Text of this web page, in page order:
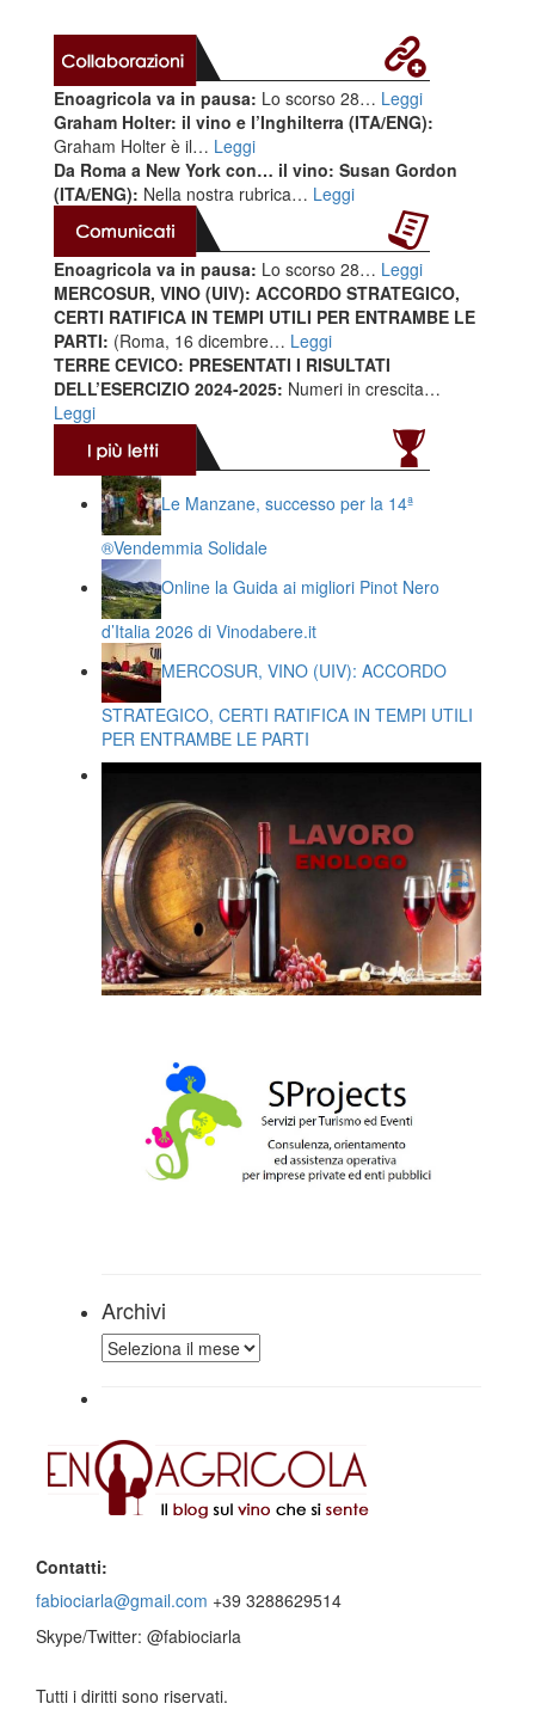
Enoagricola va in pausa: Lo scorso 28… Leggi
Graham Holter: il vino e l’Inghilterra (ITA/ENG):
Graham Holter è il… Leggi
Da Roma a New York con… il vino: Susan Gordon
(ITA/ENG): Nella nostra rubrica… Leggi
Enoagricola va in pausa: Lo scorso 28… Leggi
MERCOSUR, VINO (UIV): ACCORDO STRATEGICO,
CERTI RATIFICA IN TEMPI UTILI PER ENTRAMBE LE
PARTI: (Roma, 16 dicembre… Leggi
TERRE CEVICO: PRESENTATI I RISULTATI
DELL’ESERCIZIO 2024-2025: Numeri in crescita…
Leggi
Le Manzane, successo per la 14ª
®️Vendemmia Solidale
Online la Guida ai migliori Pinot Nero
d’Italia 2026 di Vinodabere.it
MERCOSUR, VINO (UIV): ACCORDO
STRATEGICO, CERTI RATIFICA IN TEMPI UTILI
PER ENTRAMBE LE PARTI
Archivi
Archivi
Contatti:
fabiociarla@gmail.com +39 3288629514
Skype/Twitter: @fabiociarla
Tutti i diritti sono riservati.